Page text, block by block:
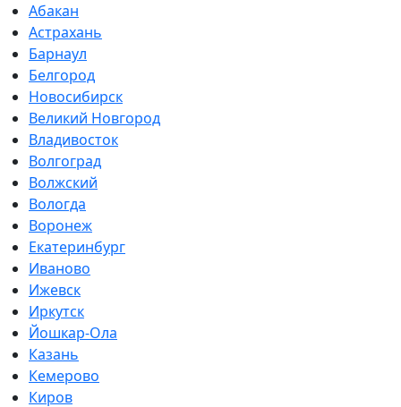
Абакан
Астрахань
Барнаул
Белгород
Новосибирск
Великий Новгород
Владивосток
Волгоград
Волжский
Вологда
Воронеж
Екатеринбург
Иваново
Ижевск
Иркутск
Йошкар-Ола
Казань
Кемерово
Киров